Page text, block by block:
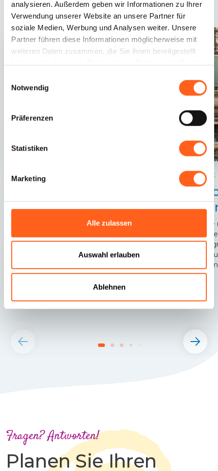
analysieren. Außerdem geben wir Informationen zu Ihrer
Verwendung unserer Website an unsere Partner für
soziale Medien, Werbung und Analysen weiter. Unsere
Partner führen diese Informationen möglicherweise mit
weiteren Daten zusammen, die Sie ihnen bereitgestellt
Notwendig
Präferenzen
Statistiken
Marketing
Alle zulassen
Auswahl erlauben
Ablehnen
Trapani Trapani
Fragen? Antworten!
Planen Sie Ihren